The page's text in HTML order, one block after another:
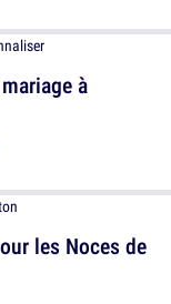
les Noces de
à